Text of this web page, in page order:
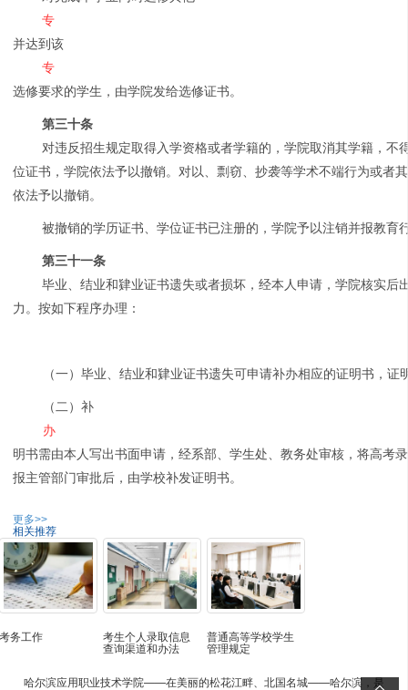
专
并达到该
专
选修要求的学生，由学院发给选修证书。
第三十条
对违反招生规定取得入学资格或者学籍的，学院取消其学籍，
位证书，学院依法予以撤销。对以、剽窃、抄袭等学术不端行为或者
依法予以撤销。
被撤销的学历证书、学位证书已注册的，学院予以注销并报教育
第三十一条
毕业、结业和肄业证书遗失或者损坏，经本人申请，学院核实后
力。按如下程序办理：
（一）毕业、结业和肄业证书遗失可申请补办相应的证明书，
（二）补
办
明书需由本人写出书面申请，经系部、学生处、教务处审核，将高考
报主管部门审批后，由学校补发证明书。
更多>>
相关推荐
考务工作
考生个人录取信息
查询渠道和办法
普通高等学校学生
管理规定
哈尔滨应用职业技术学院——在美丽的松花江畔、北国名城——哈尔滨，是